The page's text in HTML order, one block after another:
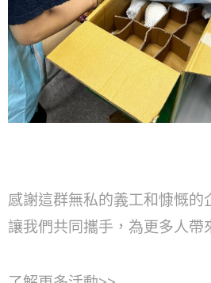
感謝這群無私的義工和慷慨
讓我們共同攜手，為更多人帶